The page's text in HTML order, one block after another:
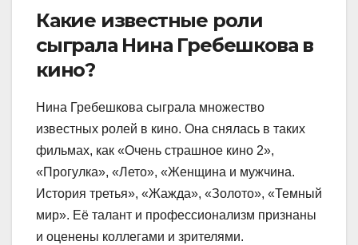
Какие известные роли
сыграла Нина Гребешкова в
кино?
Нина Гребешкова сыграла множество
известных ролей в кино. Она снялась в таких
фильмах, как «Очень страшное кино 2»,
«Прогулка», «Лето», «Женщина и мужчина.
История третья», «Жажда», «Золото», «Темный
мир». Её талант и профессионализм признаны
и оценены коллегами и зрителями.